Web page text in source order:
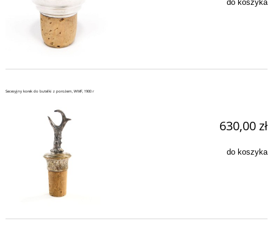
do koszyka
Secesyjny korek do butelki z porożem, WMF, 1900 r
630,00 zł
do koszyka